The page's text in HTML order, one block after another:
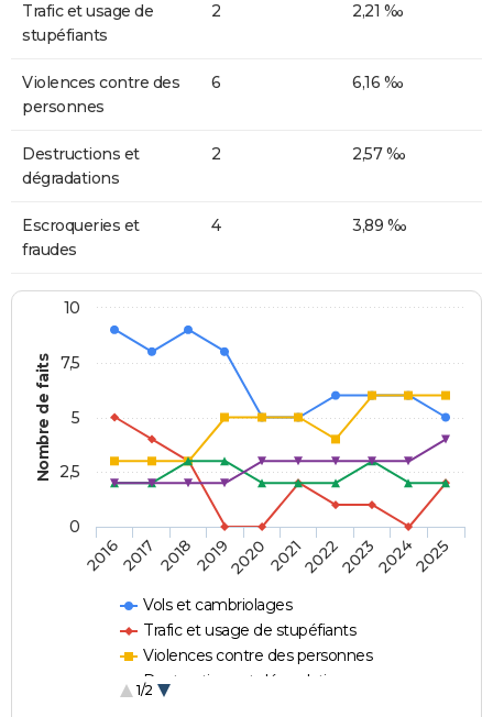
Trafic et usage de
stupéfiants
2 2,21 ‰
Violences contre des
personnes
6 6,16 ‰
Destructions et
dégradations
2 2,57 ‰
Escroqueries et
fraudes
4 3,89 ‰
Nombre de faits
Vols et cambriolages
Trafic et usage de stupéfiants
Violences contre des personnes
Destructions et dégradations
1/2
20162017 20182019202020212022202320242025
0
2,5
5
7,5
10